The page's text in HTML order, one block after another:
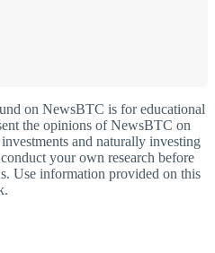
on NewsBTC is for educational
the opinions of NewsBTC on
and naturally investing
your own research before
Use information provided on this